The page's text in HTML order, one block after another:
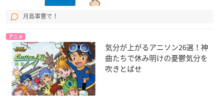
月島軍曹で！
アニメ
気分が上がるアニソン26選！神
曲たちで休み明けの憂鬱気分を
吹きとばせ